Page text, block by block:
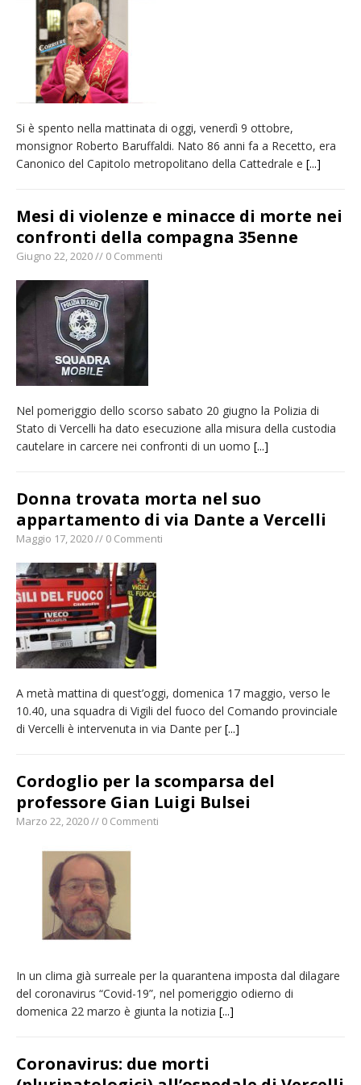
provvisoria»
La Pro verso l’avvio della Stagione
La Regione stanzia oltre 38mila euro per il
carnevale di Santhià. La soddisfazione della
Pro Loco
Dieci anni fa l’ingresso a Vercelli
dell’arcivescovo mons. Marco Arnolfo
Si è spento nella mattinata di oggi, venerdì 9 ottobre,
monsignor Roberto Baruffaldi. Nato 86 anni fa a Recetto, era
Canonico del Capitolo metropolitano della Cattedrale e [...]
Mesi di violenze e minacce di morte nei
confronti della compagna 35enne
Giugno 22, 2020 // 0 Commenti
Nel pomeriggio dello scorso sabato 20 giugno la Polizia di
Stato di Vercelli ha dato esecuzione alla misura della custodia
cautelare in carcere nei confronti di un uomo [...]
Donna trovata morta nel suo
appartamento di via Dante a Vercelli
Maggio 17, 2020 // 0 Commenti
A metà mattina di quest’oggi, domenica 17 maggio, verso le
10.40, una squadra di Vigili del fuoco del Comando provinciale
di Vercelli è intervenuta in via Dante per [...]
Cordoglio per la scomparsa del
professore Gian Luigi Bulsei
Marzo 22, 2020 // 0 Commenti
In un clima già surreale per la quarantena imposta dal dilagare
del coronavirus “Covid-19”, nel pomeriggio odierno di
domenica 22 marzo è giunta la notizia [...]
Coronavirus: due morti